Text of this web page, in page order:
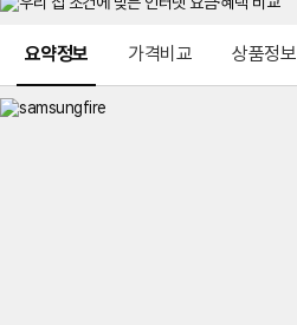
요약정보 가격비교 상품정보